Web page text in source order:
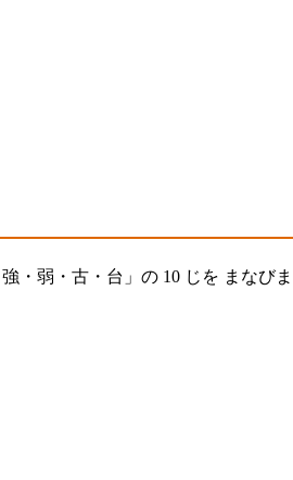
・弱・古・台」の 10 じを まなび